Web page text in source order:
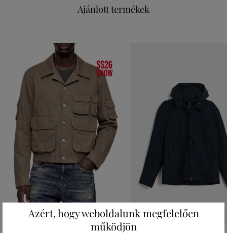
Ajánlott termékek
Azért, hogy weboldalunk megfelelően
működjön